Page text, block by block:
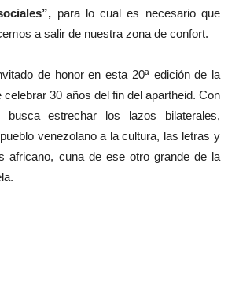
para lo cual es necesario que
a salir de nuestra zona de confort.
de honor en esta 20ª edición de la
celebrar 30 años del fin del apartheid. Con
busca estrechar los lazos bilaterales,
venezolano a la cultura, las letras y
africano, cuna de ese otro grande de la